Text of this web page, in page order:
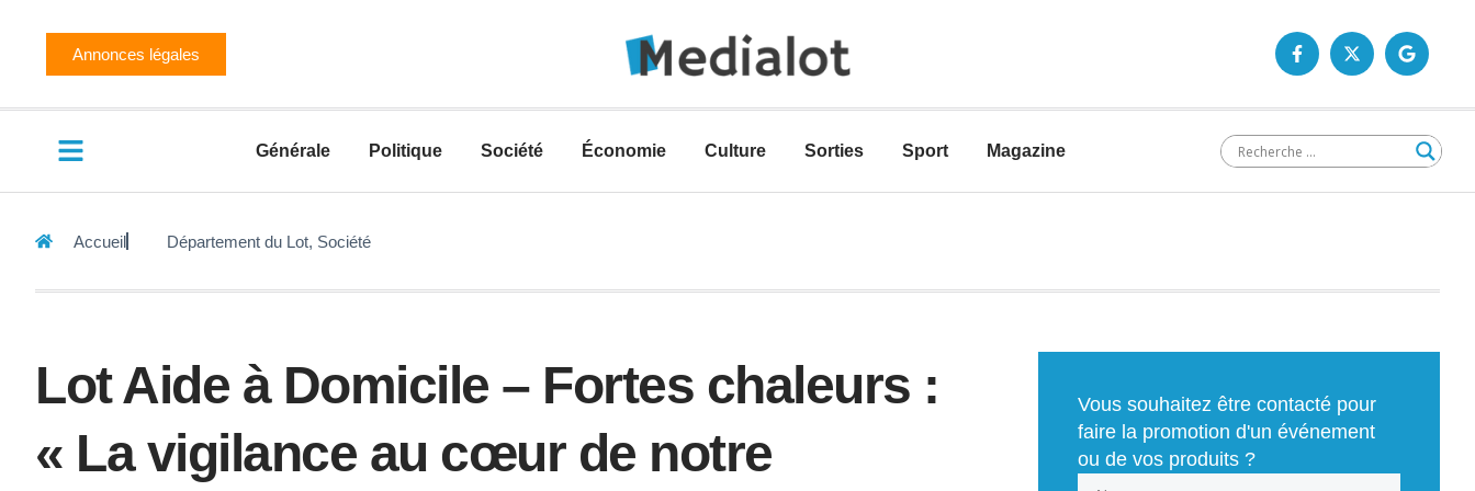
Annonces légales
Générale Politique Société Économie Culture Sorties Sport Magazine
Accueil Département du Lot, Société
Lot Aide à Domicile – Fortes chaleurs :
« La vigilance au cœur de notre
Vous souhaitez être contacté pour
faire la promotion d'un événement
ou de vos produits ?